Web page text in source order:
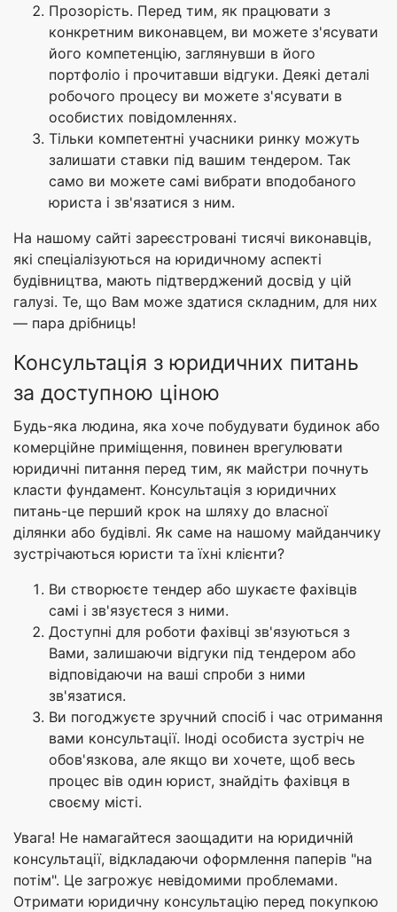
Прозорість. Перед тим, як працювати з
конкретним виконавцем, ви можете з'ясувати
його компетенцію, заглянувши в його
портфоліо і прочитавши відгуки. Деякі деталі
робочого процесу ви можете з'ясувати в
особистих повідомленнях.
Тільки компетентні учасники ринку можуть
залишати ставки під вашим тендером. Так
само ви можете самі вибрати вподобаного
юриста і зв'язатися з ним.
На нашому сайті зареєстровані тисячі виконавців,
які спеціалізуються на юридичному аспекті
будівництва, мають підтверджений досвід у цій
галузі. Те, що Вам може здатися складним, для них
— пара дрібниць!
Консультація з юридичних питань
за доступною ціною
Будь-яка людина, яка хоче побудувати будинок або
комерційне приміщення, повинен врегулювати
юридичні питання перед тим, як майстри почнуть
класти фундамент. Консультація з юридичних
питань-це перший крок на шляху до власної
ділянки або будівлі. Як саме на нашому майданчику
зустрічаються юристи та їхні клієнти?
Ви створюєте тендер або шукаєте фахівців
самі і зв'язуєтеся з ними.
Доступні для роботи фахівці зв'язуються з
Вами, залишаючи відгуки під тендером або
відповідаючи на ваші спроби з ними
зв'язатися.
Ви погоджуєте зручний спосіб і час отримання
вами консультації. Іноді особиста зустріч не
обов'язкова, але якщо ви хочете, щоб весь
процес вів один юрист, знайдіть фахівця в
своєму місті.
Увага! Не намагайтеся заощадити на юридичній
консультації, відкладаючи оформлення паперів "на
потім". Це загрожує невідомими проблемами.
Отримати юридичну консультацію перед покупкою